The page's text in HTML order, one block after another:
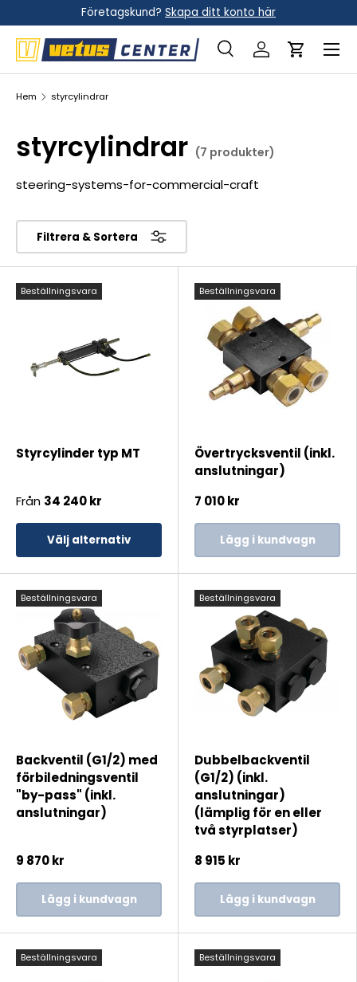
Hoppa till innehållet
Företagskund? Skapa ditt konto här
Sök
Sök Logga inVagn
Meny
Hem styrcylindrar
styrcylindrar (7 produkter)
steering-systems-for-commercial-craft
Filtrera & Sortera
Beställningsvara
Styrcylinder typ MT
Från 34 240 kr
Välj alternativ
Beställningsvara
Övertrycksventil (inkl.
anslutningar)
7 010 kr
Lägg i kundvagn
Beställningsvara
Backventil (G1/2) med
förbiledningsventil
"by-pass" (inkl.
anslutningar)
9 870 kr
Lägg i kundvagn
Beställningsvara
Dubbelbackventil
(G1/2) (inkl.
anslutningar)
(lämplig för en eller
två styrplatser)
8 915 kr
Lägg i kundvagn
Beställningsvara Beställningsvara